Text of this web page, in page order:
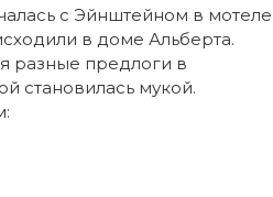
с Эйнштейном в мотеле
в доме Альберта.
разные предлоги в
становилась мукой.